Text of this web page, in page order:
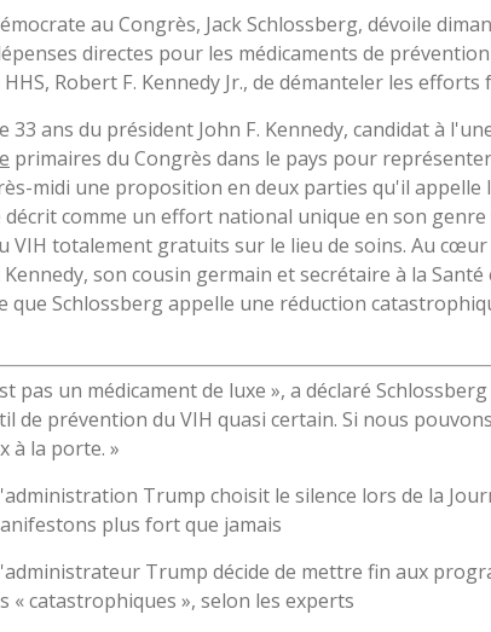
au Congrès, Jack Schlossberg, dévoile
directes pour les médicaments de
Robert F. Kennedy Jr., de démanteler les
33 ans du président John F. Kennedy, candidat à
primaires du Congrès dans le pays pour
midi une proposition en deux parties qu'il appelle
décrit comme un effort national unique en son
VIH totalement gratuits sur le lieu de soins. Au
son cousin germain et secrétaire à la
que Schlossberg appelle une réduction
pas un médicament de luxe », a déclaré Schlossberg
de prévention du VIH quasi certain. Si nous
à la porte. »
Trump choisit le silence lors de la
plus fort que jamais
Trump décide de mettre fin aux
« catastrophiques », selon les experts